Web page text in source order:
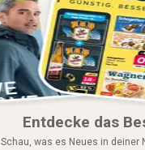
Entdecke das
Schau, was es Neues in deiner